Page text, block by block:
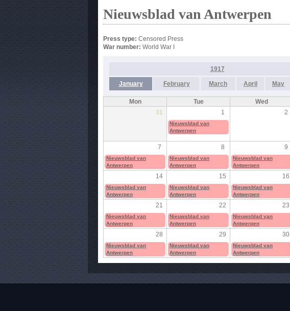
Nieuwsblad van Antwerpen
Press type: Censored Press
War number: World War I
1917
January February March April May
Mon Tue Wed
31
1 2
Nieuwsblad van
Antwerpen
7 8 9
Nieuwsblad van
Antwerpen
Nieuwsblad van
Antwerpen
Nieuwsblad van
Antwerpen
14 15 16
Nieuwsblad van
Antwerpen
Nieuwsblad van
Antwerpen
Nieuwsblad van
Antwerpen
21 22 23
Nieuwsblad van
Antwerpen
Nieuwsblad van
Antwerpen
Nieuwsblad van
Antwerpen
28 29 30
Nieuwsblad van
Antwerpen
Nieuwsblad van
Antwerpen
Nieuwsblad van
Antwerpen